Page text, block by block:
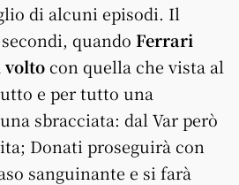
di alcuni episodi. Il
quando Ferrari
voltocon quella che vista al
e per tutto una
sbracciata: dal Var però
Donati proseguirà con
sanguinante e si farà